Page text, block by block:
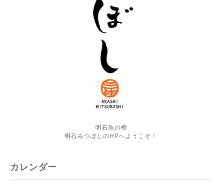
明石魚の棚
明石みつぼしのHPへようこそ！
カレンダー